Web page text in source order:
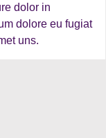
dolor in
dolore eu fugiat
uns.